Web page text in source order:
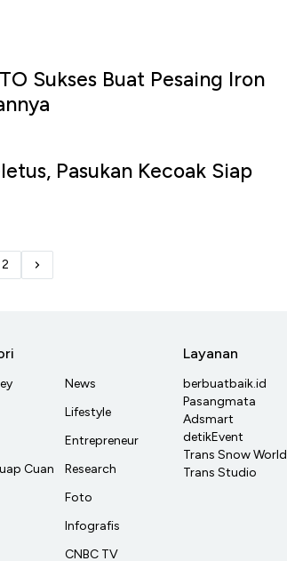
Sukses Buat Pesaing Iron
Pasukan Kecoak Siap
2
Cuan
News
Lifestyle
Entrepreneur
Research
Foto
Infografis
CNBC TV
Layanan
berbuatbaik.id
Pasangmata
Adsmart
detikEvent
Trans Snow World
Trans Studio